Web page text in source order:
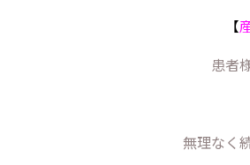
【
患者
無理なく